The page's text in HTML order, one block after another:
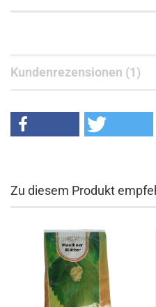
Kundenrezensionen (1)
Zu diesem Produkt